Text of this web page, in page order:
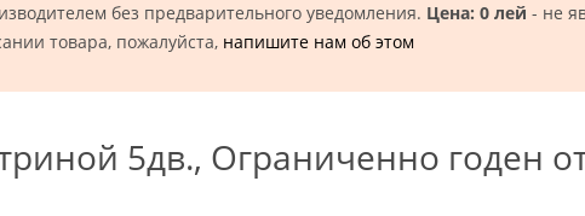
без предварительного уведомления. Цена: 0 лей - не
товара, пожалуйста, напишите нам об этом
5дв., Ограниченно годен